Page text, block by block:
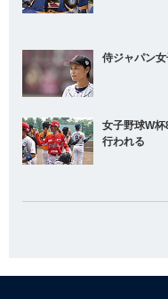
侍ジャパン
女子野球W
行われる